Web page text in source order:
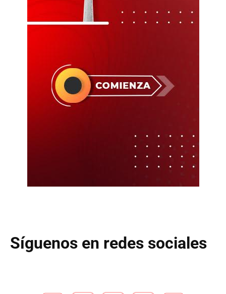
Síguenos en redes sociales